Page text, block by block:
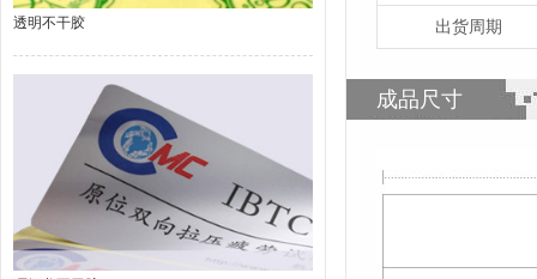
透明不干胶 出货周期
成品尺寸